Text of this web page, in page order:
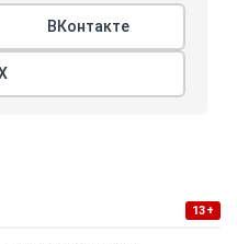
ВКонтакте
13+